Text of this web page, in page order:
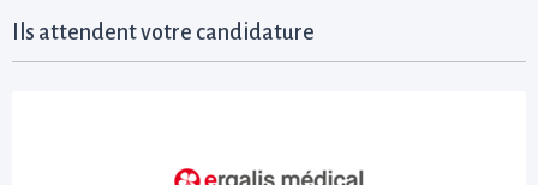
Ils attendent votre candidature